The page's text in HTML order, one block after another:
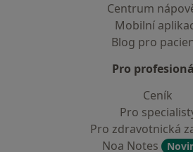
Centrum
Mobilní
Blog pro
Pro
Ceník
Pro
Pro zdravotnická
Noa Notes